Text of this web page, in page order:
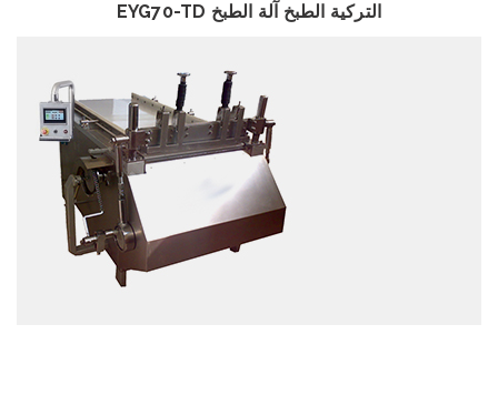
EYG70-TD التركية الطبخ آلة الطبخ